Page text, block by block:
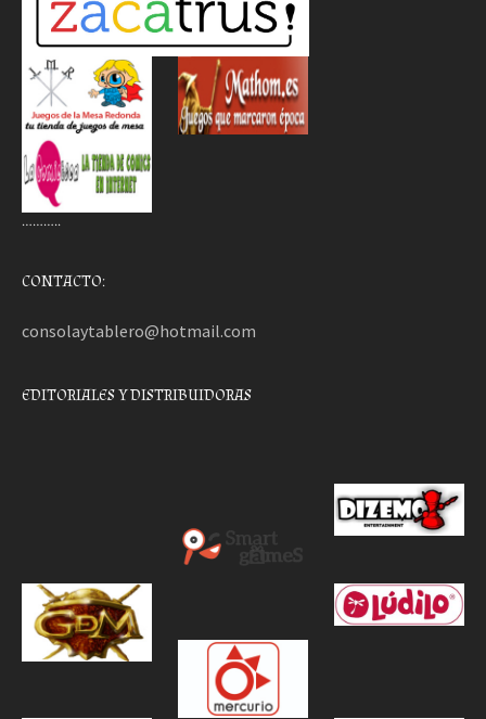
………..
CONTACTO:
consolaytablero@hotmail.com
EDITORIALES Y DISTRIBUIDORAS